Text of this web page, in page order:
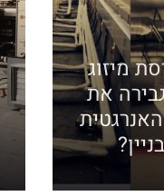
מיזוג
את